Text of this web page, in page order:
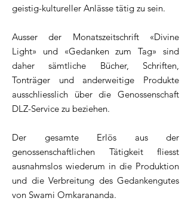
geistig-kultureller Anlässe tätig zu sein.
Ausser der Monatszeitschrift «Divine
Light» und «Gedanken zum Tag» sind
daher sämtliche Bücher, Schriften,
Tonträger und anderweitige Produkte
ausschliesslich über die Genossenschaft
DLZ-Service zu beziehen.
Der gesamte Erlös aus der
genossenschaftlichen Tätigkeit fliesst
ausnahmslos wiederum in die Produktion
und die Verbreitung des Gedankengutes
von Swami Omkarananda.